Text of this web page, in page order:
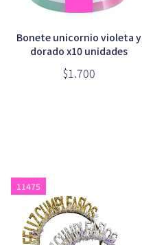
Bonete unicornio violeta y
dorado x10 unidades
$1.700
11475